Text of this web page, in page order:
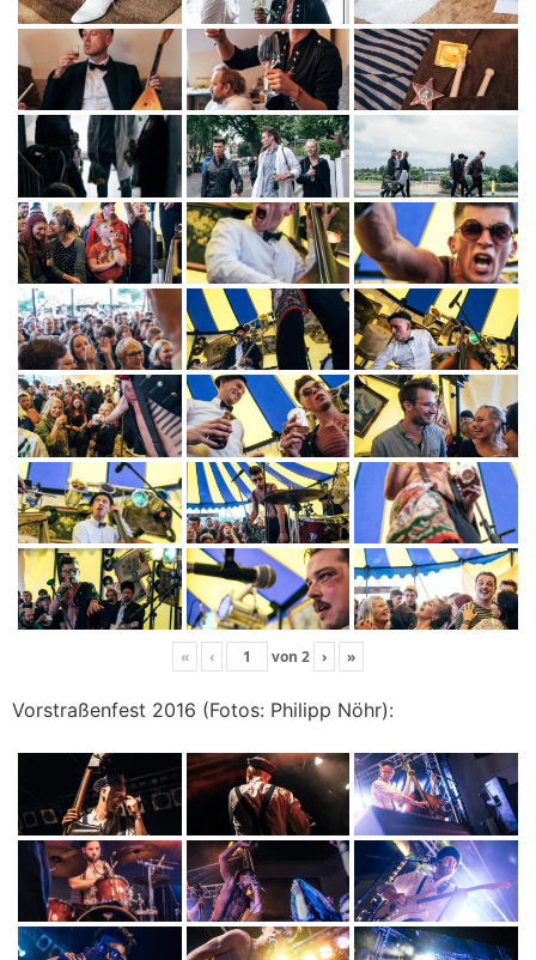
« ‹ von 2 › »
Vorstraßenfest 2016 (Fotos: Philipp Nöhr):